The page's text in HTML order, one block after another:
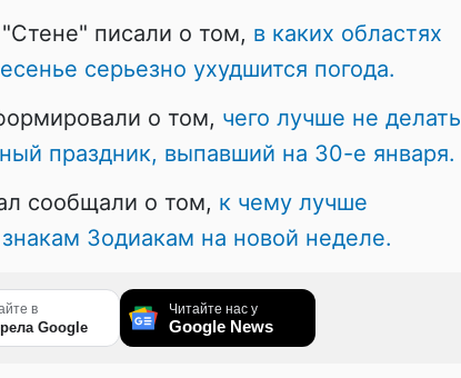
писали о том, в каких областях
серьезно ухудшится погода.
о том, чего лучше не делать
праздник, выпавший на 30-е января.
сообщали о том, к чему лучше
Зодиакам на новой неделе.
в
Google
Читайте нас у
Google News